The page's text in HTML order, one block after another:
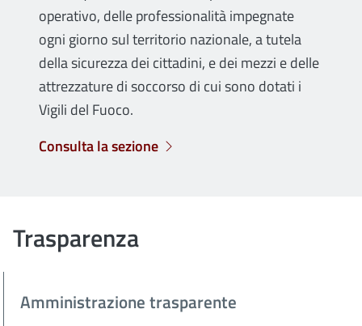
operativo, delle professionalità impegnate
ogni giorno sul territorio nazionale, a tutela
della sicurezza dei cittadini, e dei mezzi e delle
attrezzature di soccorso di cui sono dotati i
Vigili del Fuoco.
Consulta la sezione
Trasparenza
Amministrazione trasparente